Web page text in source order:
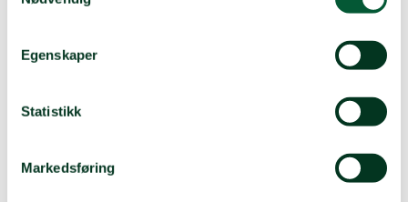
Egenskaper
Statistikk
Markedsføring